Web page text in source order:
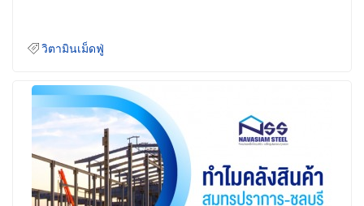
วิตามินเม็ดฟู่